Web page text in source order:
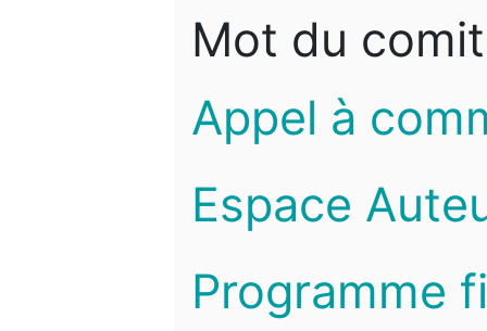
Mot du
Appel à
Espace
Programme